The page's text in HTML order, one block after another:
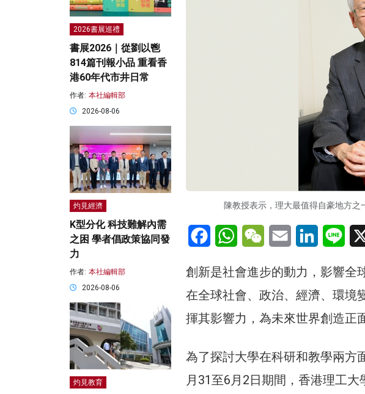
陳教授表示，理大最值得自豪地方之
FacebookWhatsAppWeChatEmail LinkedInLine
創新是社會進步的動力，影響全
在全球社會、政治、經濟、環境
揮其影響力，為未來世界創造正
為了探討大學在科研和教學兩方
月31至6月2日期間，香港理工
2026書展巡禮
書展2026｜從劉以鬯
814篇刊報小品 重看香
港60年代市井日常
作者: 本社編輯部
2026-08-06
灼見經濟
K型分化 科技難解內需
之困 學者倡政策協同發
力
作者: 本社編輯部
2026-08-06
灼見教育